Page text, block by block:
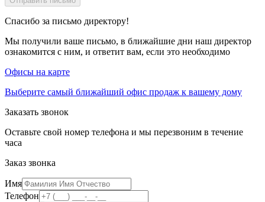
Спасибо за письмо директору!
Мы получили ваше письмо, в ближайшие дни наш директор
ознакомится с ним, и ответит вам, если это необходимо
Офисы на карте
Выберите самый ближайший офис продаж к вашему дому
Заказать звонок
Оставьте свой номер телефона и мы перезвоним в течение
часа
Заказ звонка
Имя
Телефон